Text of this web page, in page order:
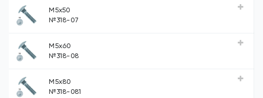
М5х50
№318-07
М5х60
№318-08
М5х80
№318-081